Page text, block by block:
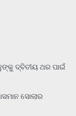
ଦ୍ବିତୀୟ ଥର ପାଇଁ
ସୋଲାର